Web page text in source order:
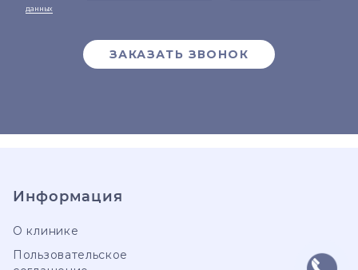
данных
ЗАКАЗАТЬ ЗВОНОК
Информация
О клинике
Пользовательское